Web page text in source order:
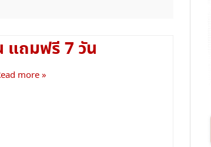
เน็ตทรู แพ็คเกจคูณสาม
แถมฟรี 7 วัน
more »